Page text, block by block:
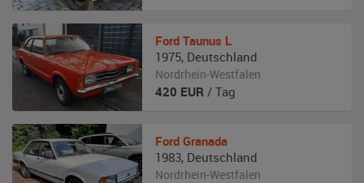
Ford Taunus L
1975, Deutschland
Nordrhein-Westfalen
420 EUR / Tag
Ford Granada
1983, Deutschland
Nordrhein-Westfalen